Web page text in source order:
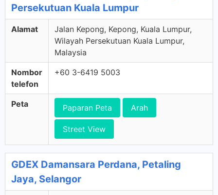
Persekutuan Kuala Lumpur
Alamat
Jalan Kepong, Kepong, Kuala Lumpur,
Wilayah Persekutuan Kuala Lumpur,
Malaysia
Nombor
telefon
+60 3-6419 5003
Peta Paparan Peta Arah
Street View
GDEX Damansara Perdana, Petaling
Jaya, Selangor